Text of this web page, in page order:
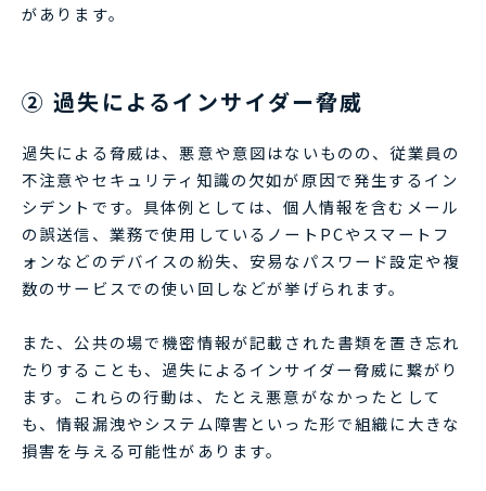
があります。
② 過失によるインサイダー脅威
過失による脅威は、悪意や意図はないものの、従業員の
不注意やセキュリティ知識の欠如が原因で発生するイン
シデントです。具体例としては、個人情報を含むメール
の誤送信、業務で使用しているノートPCやスマートフ
ォンなどのデバイスの紛失、安易なパスワード設定や複
数のサービスでの使い回しなどが挙げられます。
また、公共の場で機密情報が記載された書類を置き忘れ
たりすることも、過失によるインサイダー脅威に繋がり
ます。これらの行動は、たとえ悪意がなかったとして
も、情報漏洩やシステム障害といった形で組織に大きな
損害を与える可能性があります。